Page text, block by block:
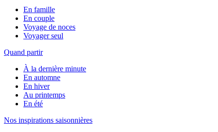
En famille
En couple
Voyage de noces
Voyager seul
Quand partir
À la dernière minute
En automne
En hiver
Au printemps
En été
Nos inspirations saisonnières